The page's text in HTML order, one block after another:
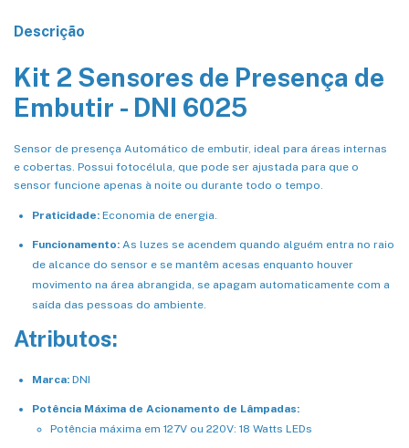
Descrição
Kit 2 Sensores de Presença de
Embutir - DNI 6025
Sensor de presença Automático de embutir, ideal para áreas internas
e cobertas. Possui fotocélula, que pode ser ajustada para que o
sensor funcione apenas à noite ou durante todo o tempo.
Praticidade: Economia de energia.
Funcionamento: As luzes se acendem quando alguém entra no raio
de alcance do sensor e se mantêm acesas enquanto houver
movimento na área abrangida, se apagam automaticamente com a
saída das pessoas do ambiente.
Atributos:
Marca: DNI
Potência Máxima de Acionamento de Lâmpadas:
Potência máxima em 127V ou 220V: 18 Watts LEDs